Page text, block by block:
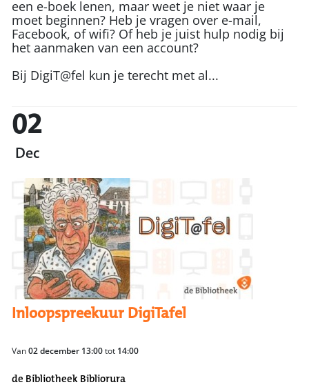
een e-boek lenen, maar weet je niet waar je
moet beginnen? Heb je vragen over e-mail,
Facebook, of wifi? Of heb je juist hulp nodig bij
het aanmaken van een account?
Bij DigiT@fel kun je terecht met al...
02
Dec
Inloopspreekuur DigiTafel
Van02 december 13:00tot 14:00
de Bibliotheek Bibliorura